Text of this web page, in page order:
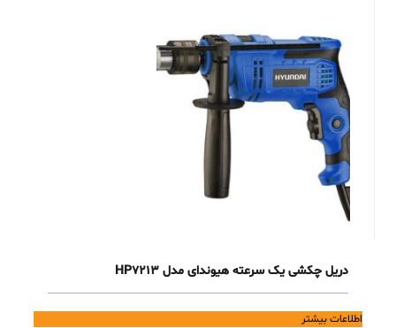
دریل چکشی یک سرعته هیوندای مدل HP7213
اطلاعات بیشتر